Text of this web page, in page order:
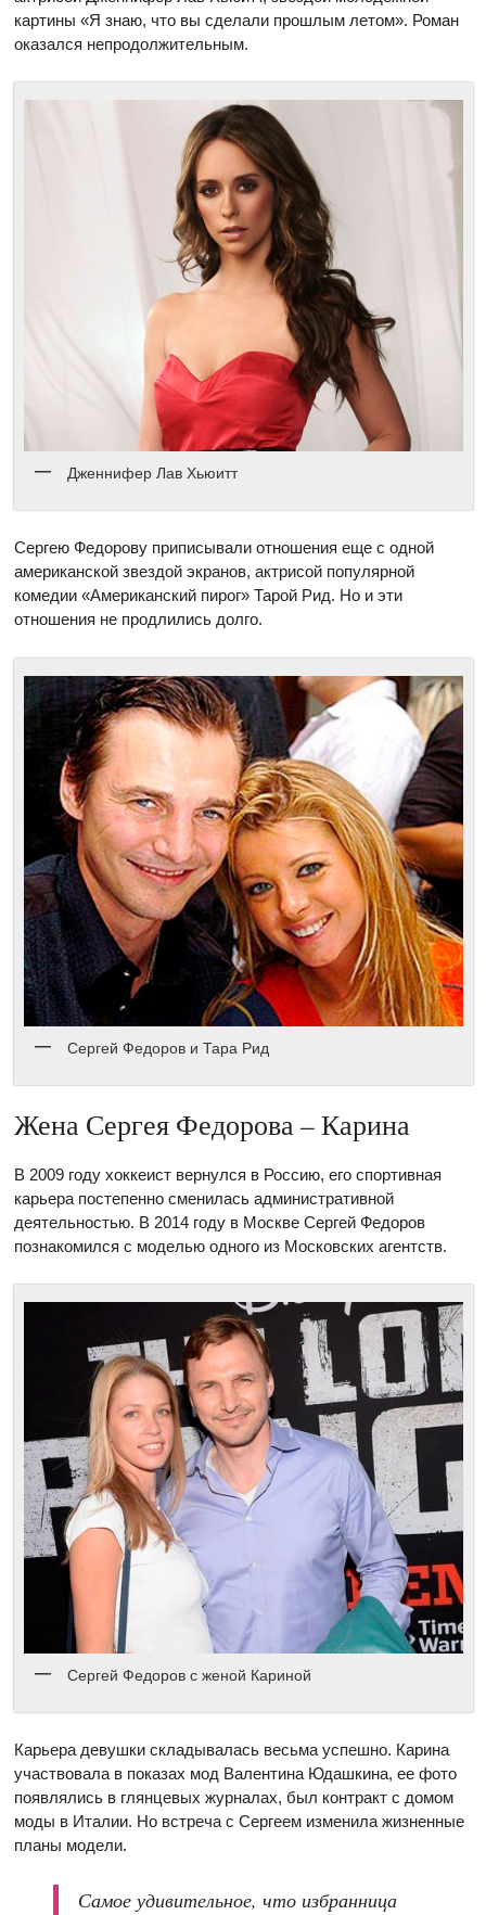
картины «Я знаю, что вы сделали прошлым летом». Роман
оказался непродолжительным.
Дженнифер Лав Хьюитт
Сергею Федорову приписывали отношения еще с одной
американской звездой экранов, актрисой популярной
комедии «Американский пирог» Тарой Рид. Но и эти
отношения не продлились долго.
Сергей Федоров и Тара Рид
Жена Сергея Федорова – Карина
В 2009 году хоккеист вернулся в Россию, его спортивная
карьера постепенно сменилась административной
деятельностью. В 2014 году в Москве Сергей Федоров
познакомился с моделью одного из Московских агентств.
Сергей Федоров с женой Кариной
Карьера девушки складывалась весьма успешно. Карина
участвовала в показах мод Валентина Юдашкина, ее фото
появлялись в глянцевых журналах, был контракт с домом
моды в Италии. Но встреча с Сергеем изменила жизненные
планы модели.
Самое удивительное, что избранница